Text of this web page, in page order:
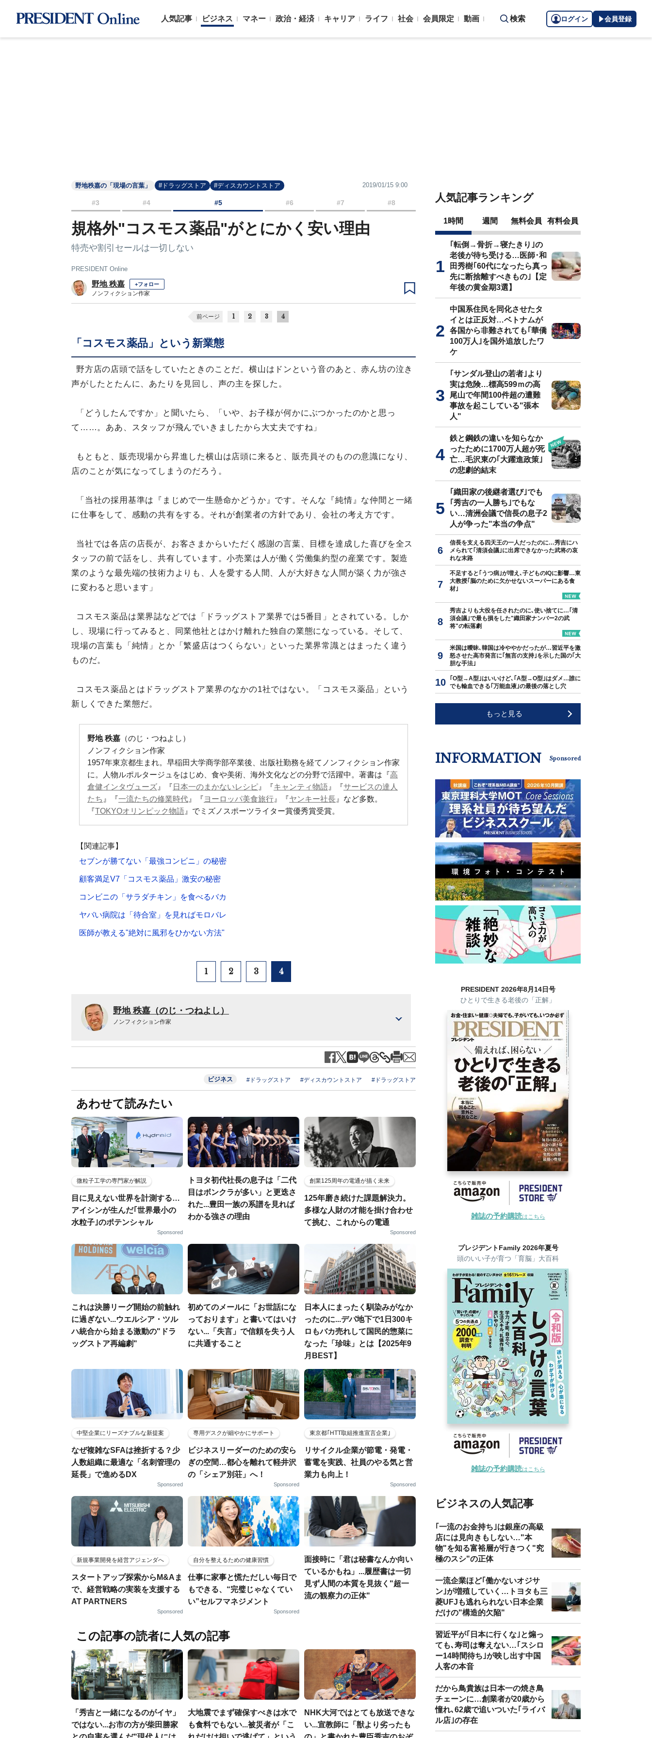
人気記事 ビジネス マネー 政治・経済 キャリア ライフ 社会 会員限定 動画 検索 ログイン 会員登録
野地秩嘉の「現場の言葉」 #ドラッグストア #ディスカウントストア 2019/01/15 9:00
#3 #4 #5 #6 #7 #8
規格外"コスモス薬品"がとにかく安い理由
特売や割引セールは一切しない
PRESIDENT Online
野地 秩嘉 +フォロー
ノンフィクション作家
前ページ 1 2 3 4
「コスモス薬品」という新業態
野方店の店頭で話をしていたときのことだ。横山はドンという音のあと、赤ん坊の泣き
声がしたとたんに、あたりを見回し、声の主を探した。
「どうしたんですか」と聞いたら、「いや、お子様が何かにぶつかったのかと思っ
て……。ああ、スタッフが飛んでいきましたから大丈夫ですね」
もともと、販売現場から昇進した横山は店頭に来ると、販売員そのものの意識になり、
店のことが気になってしまうのだろう。
「当社の採用基準は『まじめで一生懸命かどうか』です。そんな『純情』な仲間と一緒
に仕事をして、感動の共有をする。それが創業者の方針であり、会社の考え方です。
当社では各店の店長が、お客さまからいただく感謝の言葉、目標を達成した喜びを全ス
タッフの前で話をし、共有しています。小売業は人が働く労働集約型の産業です。製造
業のような最先端の技術力よりも、人を愛する人間、人が大好きな人間が築く力が強さ
に変わると思います」
コスモス薬品は業界誌などでは「ドラッグストア業界では5番目」とされている。しか
し、現場に行ってみると、同業他社とはかけ離れた独自の業態になっている。そして、
現場の言葉も「純情」とか「繁盛店はつくらない」といった業界常識とはまったく違う
ものだ。
コスモス薬品とはドラッグストア業界のなかの1社ではない。「コスモス薬品」という
新しくできた業態だ。
野地 秩嘉 （のじ・つねよし）
ノンフィクション作家
1957年東京都生まれ。早稲田大学商学部卒業後、出版社勤務を経てノンフィクション作家
に。人物ルポルタージュをはじめ、食や美術、海外文化などの分野で活躍中。著書は『高
倉健インタヴューズ 』『 日本一のまかないレシピ 』『キャンティ物語 』『サービスの達人
たち 』『一流たちの修業時代 』『ヨーロッパ美食旅行 』『ヤンキー社長 』など多数。
『TOKYOオリンピック物語 』でミズノスポーツライター賞優秀賞受賞。
【関連記事】
セブンが勝てない「最強コンビニ」の秘密
顧客満足V7「コスモス薬品」激安の秘密
コンビニの「サラダチキン」を食べるバカ
ヤバい病院は「待合室」を見ればモロバレ
医師が教える"絶対に風邪をひかない方法"
1 2 3 4
野地 秩嘉（のじ・つねよし）
ノンフィクション作家
ビジネス #ドラッグストア #ディスカウントストア #ドラッグストア
あわせて読みたい
微粒子工学の専門家が解説
目に見えない世界を計測する…
アイシンが生んだ｢世界最小の
水粒子｣のポテンシャル
Sponsored
トヨタ初代社長の息子は「二代
目はボンクラが多い」と更迭さ
れた...豊田一族の系譜を見れば
わかる強さの理由
創業125周年の電通が描く未来
125年磨き続けた課題解決力。
多様な人財の才能を掛け合わせ
て挑む、これからの電通
Sponsored
これは決勝リーグ開始の前触れ
に過ぎない...ウエルシア・ツル
ハ統合から始まる激動の"ドラ
ッグストア再編劇"
初めてのメールに「お世話にな
っております」と書いてはいけ
ない...「失言」で信頼を失う人
に共通すること
日本人にまったく馴染みがなか
ったのに...デパ地下で1日300キ
ロもバカ売れして国民的惣菜に
なった「珍味」とは【2025年9
月BEST】
中堅企業にリーズナブルな新提案
なぜ複雑なSFAは挫折する？少
人数組織に最適な「名刺管理の
延長」で進めるDX
Sponsored
専用デスクが細やかにサポート
ビジネスリーダーのための安ら
ぎの空間…都心を離れて軽井沢
の「シェア別荘」へ！
Sponsored
東京都｢HTT取組推進宣言企業｣
リサイクル企業が節電・発電・
蓄電を実践、社員のやる気と営
業力も向上！
Sponsored
新規事業開発を経営アジェンダへ
スタートアップ探索からM&Aま
で、経営戦略の実装を支援する
AT PARTNERS
Sponsored
自分を整えるための健康習慣
仕事に家事と慌ただしい毎日で
もできる、“完璧じゃなくてい
い”セルフマネジメント
Sponsored
面接時に「君は秘書なんか向い
ているかもね」...履歴書は一切
見ず人間の本質を見抜く"超一
流の観察力の正体"
この記事の読者に人気の記事
「秀吉と一緒になるのがイヤ」
ではない...お市の方が柴田勝家
大地震でまず確保すべきは水で
も食料でもない...被災者が「こ
NHK大河ではとても放送できな
い...宣教師に「獣より劣ったも
人気記事ランキング
1時間 週間 無料会員 有料会員
｢転倒→骨折→寝たきり｣の
老後が待ち受ける…医師･和
田秀樹｢60代になったら真っ
先に断捨離すべきもの｣【定
年後の黄金期3選】
中国系住民を同化させたタ
イとは正反対…ベトナムが
各国から非難されても｢華僑
100万人｣を国外追放したワ
ケ
｢サンダル登山の若者｣より
実は危険…標高599ｍの高
尾山で年間100件超の遭難
事故を起こしている"張本
人"
鉄と鋼鉄の違いを知らなか
ったために1700万人超が死
亡…毛沢東の｢大躍進政策｣
の悲劇的結末
｢織田家の後継者選び｣でも
｢秀吉の一人勝ち｣でもな
い…清洲会議で信長の息子2
人が争った"本当の争点"
信長を支える四天王の一人だったのに…秀吉にハ
メられて｢清須会議｣に出席できなかった武将の哀
れな末路
不足すると｢うつ病｣が増え､子どものIQに影響…東
大教授｢脳のために欠かせないスーパーにある食
材｣
秀吉よりも大役を任されたのに､使い捨てに…｢清
須会議｣で最も損をした"織田家ナンバー2の武
将"の転落劇
米国は曖昧､韓国は冷ややかだったが…習近平を激
怒させた高市発言に｢無言の支持｣を示した国の｢大
胆な手法｣
｢O型→A型｣はいいけど､｢A型→O型｣はダメ…誰に
でも輸血できる｢万能血液｣の最後の落とし穴
もっと見る
INFORMATION Sponsored
PRESIDENT 2026年8月14日号
ひとりで生きる老後の「正解」
雑誌の予約購読はこちら
プレジデントFamily 2026年夏号
頭のいい子が育つ「育脳」大百科
雑誌の予約購読はこちら
ビジネスの人気記事
｢一流のお金持ち｣は銀座の高級
店には見向きもしない…"本
物"を知る富裕層が行きつく"究
極のスシ"の正体
一流企業ほど｢働かないオジサ
ン｣が増殖していく…トヨタも三
菱UFJも逃れられない日本企業
だけの"構造的欠陥"
習近平が｢日本に行くな｣と煽っ
ても､寿司は奪えない…｢スシロ
ー14時間待ち｣が映し出す中国
人客の本音
だから鳥貴族は日本一の焼き鳥
チェーンに…創業者が20歳から
憧れ､62歳で追いついた｢ライバ
ル店｣の存在